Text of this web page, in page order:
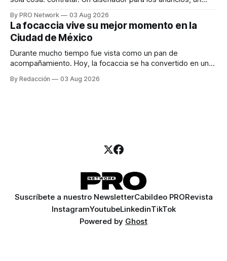
para los textos, alguien que supiera de publicidad digital
para encontrar prospectos, un vendedor para atender
llamadas y mensajes, y —con suerte— una persona
By PRO Network 03 Aug 2026
La focaccia vive su mejor momento en la
Ciudad de México
Durante mucho tiempo fue vista como un pan de
acompañamiento. Hoy, la focaccia se ha convertido en uno
artesanal, ingredientes de calidad y experiencias que
By Redacción 03 Aug 2026
Suscríbete a nuestro NewsletterCabildeo PRORevista
InstagramYoutubeLinkedinTikTok
Powered by Ghost